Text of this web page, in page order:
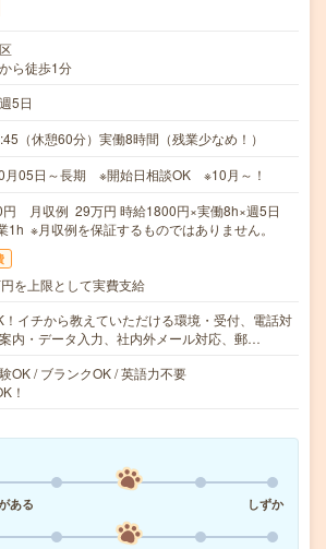
ら徒歩1分
5日
（休憩60分）実働8時間（残業少なめ！）
月05日～長期 ※開始日相談OK ※10月～！
円 月収例 29万円 時給1800円×実働8h×週5日
1h ※月収例を保証するものではありません。
を上限として実費支給
！イチから教えていただける環境・受付、電話対
内・データ入力、社内外メール対応、郵…
OK / ブランクOK / 英語力不要
！
ある
しずか